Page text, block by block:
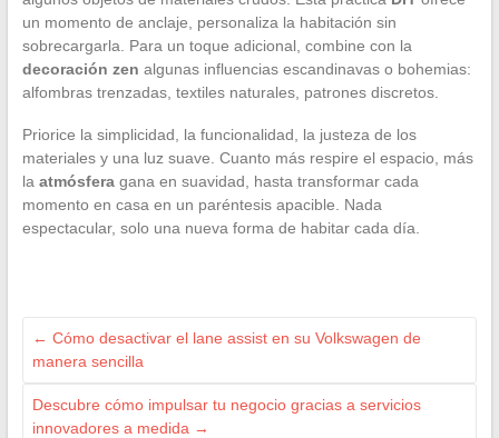
un momento de anclaje, personaliza la habitación sin
sobrecargarla. Para un toque adicional, combine con la
decoración zen algunas influencias escandinavas o bohemias:
alfombras trenzadas, textiles naturales, patrones discretos.
Priorice la simplicidad, la funcionalidad, la justeza de los
materiales y una luz suave. Cuanto más respire el espacio, más
la atmósferagana en suavidad, hasta transformar cada
momento en casa en un paréntesis apacible. Nada
espectacular, solo una nueva forma de habitar cada día.
← Cómo desactivar el lane assist en su Volkswagen de
manera sencilla
Descubre cómo impulsar tu negocio gracias a servicios
innovadores a medida →